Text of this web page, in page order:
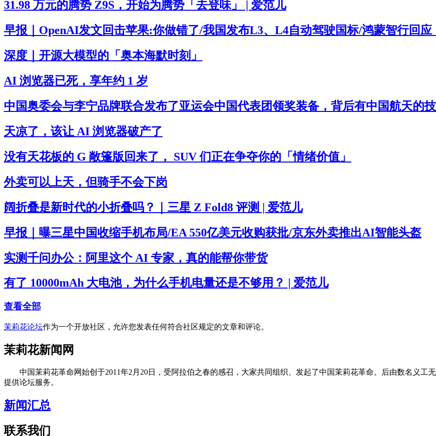
31.98 万元的腾势 Z9S，开始为腾势「去登味」 | 爱范儿
早报｜OpenAI发文回击苹果:你做错了/我国发布L3、L4自动驾驶国标/鸿蒙智行回应
深度｜开源大模型的「奥本海默时刻」
AI 浏览器已死，享年约 1 岁
中国奥委会与李宁品牌联合发布了亚运会中国代表团领奖装备，背后有中国航天的
天凉了，该让 AI 浏览器破产了
没有天花板的 G 敞篷版回来了， SUV 们正在争夺你的「情绪价值」
外卖可以上天，但骑手不会下岗
阔折叠是新时代的小折叠吗？｜三星 Z Fold8 评测 | 爱范儿
早报｜曝三星中国收缩手机布局/EA 550亿美元收购获批/京东外卖推出AI智能头盔
实测千问办公：阿里这个 AI 专家，真的能帮你带货
有了 10000mAh 大电池，为什么手机电量还是不够用？ | 爱范儿
查看全部
茉莉花论坛作为一个开放社区，允许您发表任何符合社区规定的文章和评论。
茉莉花新闻网
中国茉莉花革命网始创于2011年2月20日，受阿拉伯之春的感召，大家共同组织、发起了中国茉莉花革命。后由数名义工
提供论坛服务。
新闻汇总
联系我们